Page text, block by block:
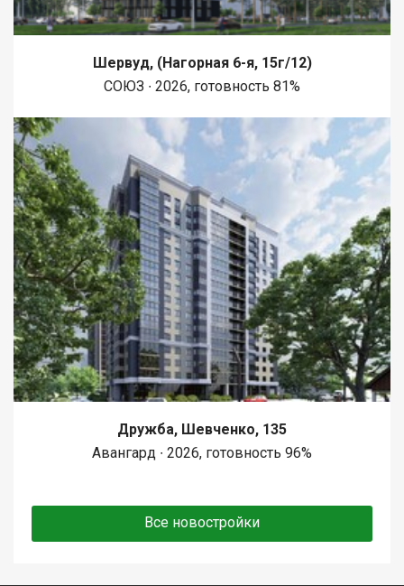
Шервуд, (Нагорная 6-я, 15г/12)
СОЮЗ ∙ 2026, готовность 81%
Дружба, Шевченко, 135
Авангард ∙ 2026, готовность 96%
Все новостройки